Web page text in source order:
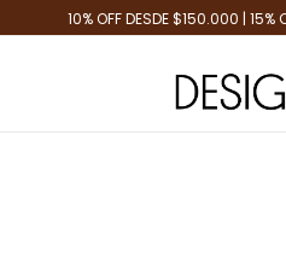
10% OFF DESDE $150.000 | 15%